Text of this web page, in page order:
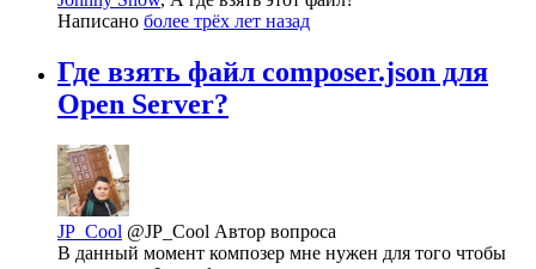
Написано более трёх лет назад
Где взять файл composer.json для
Open Server?
JP_Cool @JP_Cool Автор вопроса
В данный момент композер мне нужен для того чтобы